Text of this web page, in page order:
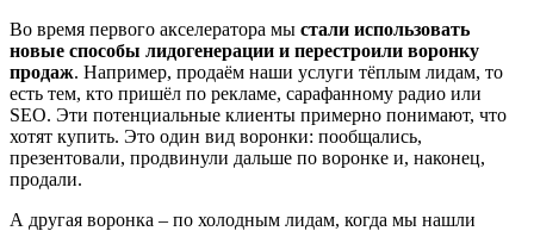
Во время первого акселератора мы стали использовать
новые способы лидогенерации и перестроили воронку
продаж. Например, продаём наши услуги тёплым лидам, то
есть тем, кто пришёл по рекламе, сарафанному радио или
SEO. Эти потенциальные клиенты примерно понимают, что
хотят купить. Это один вид воронки: пообщались,
презентовали, продвинули дальше по воронке и, наконец,
продали.
А другая воронка – по холодным лидам, когда мы нашли